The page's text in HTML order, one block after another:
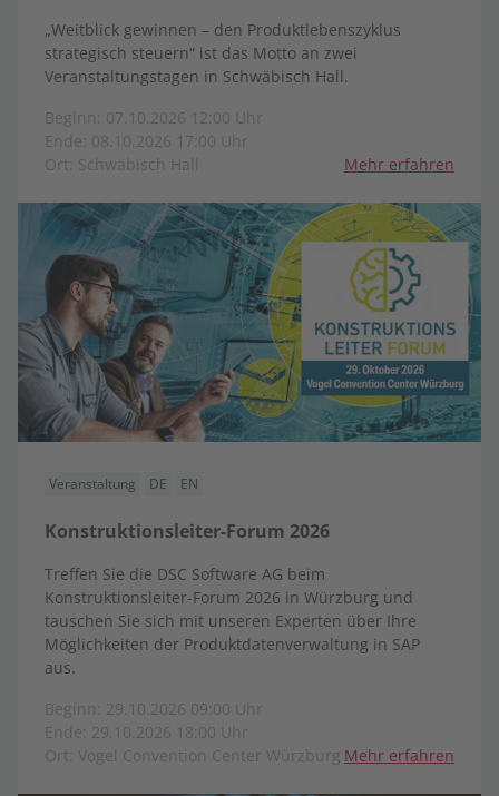
„Weitblick gewinnen – den Produktlebenszyklus
strategisch steuern“ ist das Motto an zwei
Veranstaltungstagen in Schwäbisch Hall.
Beginn: 07.10.2026 12:00 Uhr
Ende: 08.10.2026 17:00 Uhr
Ort: Schwäbisch Hall
Mehr erfahren
Veranstaltung DE EN
Konstruktionsleiter-Forum 2026
Treffen Sie die DSC Software AG beim
Konstruktionsleiter-Forum 2026 in Würzburg und
tauschen Sie sich mit unseren Experten über Ihre
Möglichkeiten der Produktdatenverwaltung in SAP
aus.
Beginn: 29.10.2026 09:00 Uhr
Ende: 29.10.2026 18:00 Uhr
Ort: Vogel Convention Center Würzburg Mehr erfahren